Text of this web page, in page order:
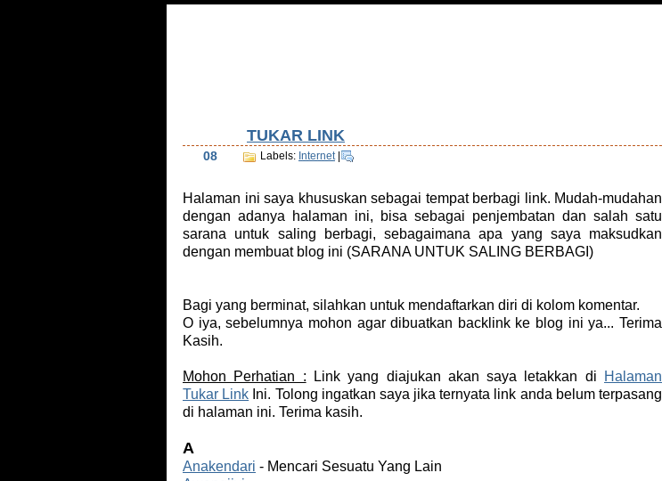
08
TUKAR LINK
Labels: Internet
Halaman ini saya khususkan sebagai tempat berbagi link. Mudah-mudahan
dengan adanya halaman ini, bisa sebagai penjembatan dan salah satu
sarana untuk saling berbagi, sebagaimana apa yang saya maksudkan
dengan membuat blog ini (SARANA UNTUK SALING BERBAGI)
Bagi yang berminat, silahkan untuk mendaftarkan diri di kolom komentar.
O iya, sebelumnya mohon agar dibuatkan backlink ke blog ini ya... Terima
Kasih.
Mohon Perhatian : Link yang diajukan akan saya letakkan di
Halaman
Tukar Link Ini. Tolong ingatkan saya jika ternyata link anda belum terpasang
di halaman ini. Terima kasih.
A
Anakendari - Mencari Sesuatu Yang Lain